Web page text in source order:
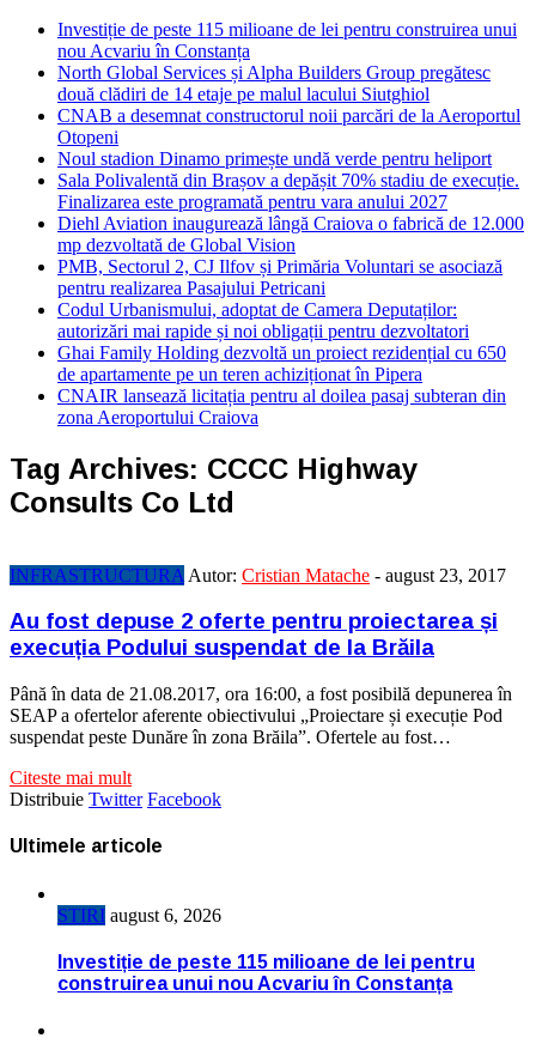
Investiție de peste 115 milioane de lei pentru construirea unui
nou Acvariu în Constanța
North Global Services și Alpha Builders Group pregătesc
două clădiri de 14 etaje pe malul lacului Siutghiol
CNAB a desemnat constructorul noii parcări de la Aeroportul
Otopeni
Noul stadion Dinamo primește undă verde pentru heliport
Sala Polivalentă din Brașov a depășit 70% stadiu de execuție.
Finalizarea este programată pentru vara anului 2027
Diehl Aviation inaugurează lângă Craiova o fabrică de 12.000
mp dezvoltată de Global Vision
PMB, Sectorul 2, CJ Ilfov și Primăria Voluntari se asociază
pentru realizarea Pasajului Petricani
Codul Urbanismului, adoptat de Camera Deputaților:
autorizări mai rapide și noi obligații pentru dezvoltatori
Ghai Family Holding dezvoltă un proiect rezidențial cu 650
de apartamente pe un teren achiziționat în Pipera
CNAIR lansează licitația pentru al doilea pasaj subteran din
zona Aeroportului Craiova
Tag Archives: CCCC Highway
Consults Co Ltd
INFRASTRUCTURA Autor: Cristian Matache - august 23, 2017
Au fost depuse 2 oferte pentru proiectarea și
execuția Podului suspendat de la Brăila
Până în data de 21.08.2017, ora 16:00, a fost posibilă depunerea în
SEAP a ofertelor aferente obiectivului „Proiectare și execuție Pod
suspendat peste Dunăre în zona Brăila”. Ofertele au fost…
Citeste mai mult
Distribuie Twitter Facebook
Ultimele articole
STIRI august 6, 2026
Investiție de peste 115 milioane de lei pentru
construirea unui nou Acvariu în Constanța